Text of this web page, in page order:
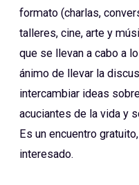
formato (charlas,
talleres, cine, arte y
que se llevan a cabo a
ánimo de llevar la
intercambiar ideas
acuciantes de la vida y
Es un encuentro
interesado.